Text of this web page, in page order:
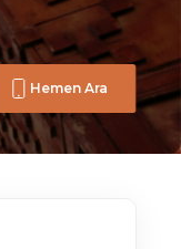
Hemen Ara